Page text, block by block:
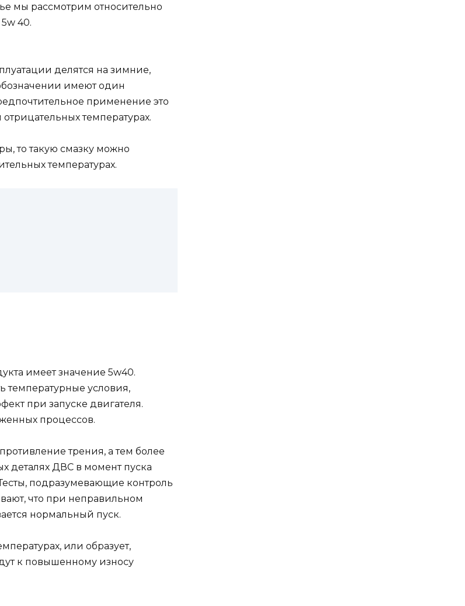
мы рассмотрим относительно
40.
делятся на зимние,
имеют один
применение это
температурах.
то такую смазку можно
температурах.
имеет значение 5w40.
температурные условия,
при запуске двигателя.
процессов.
трения, а тем более
деталях ДВС в момент пуска
подразумевающие контроль
что при неправильном
нормальный пуск.
или образует,
к повышенному износу